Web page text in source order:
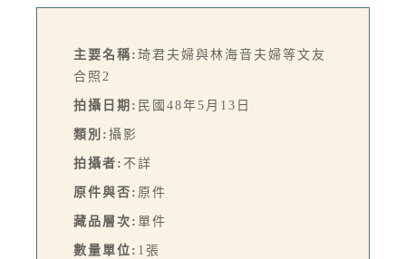
主要名稱: 琦君夫婦與林海音夫婦等文友
合照2
拍攝日期: 民國48年5月13日
類別: 攝影
拍攝者: 不詳
原件與否: 原件
藏品層次: 單件
數量單位: 1張